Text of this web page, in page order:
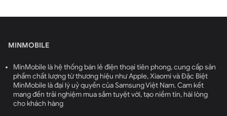
MINMOBILE
MinMobile là hệ thống bán lẻ điện thoại tiên phong, cung cấp sản
phẩm chất lượng từ thương hiệu như Apple, Xiaomi và Đặc Biệt
MinMobile là đại lý uỷ quyền của Samsung Việt Nam. Cam kết
mang đến trải nghiệm mua sắm tuyệt vời, tạo niềm tin, hài lòng
cho khách hàng